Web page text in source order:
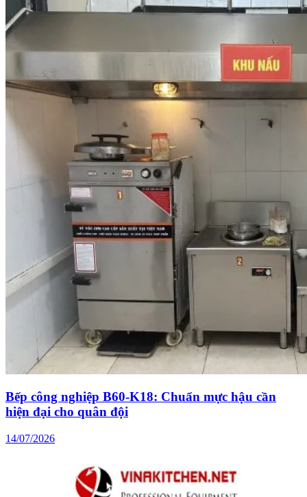
Bếp công nghiệp B60-K18: Chuẩn mực hậu cần
hiện đại cho quân đội
14/07/2026